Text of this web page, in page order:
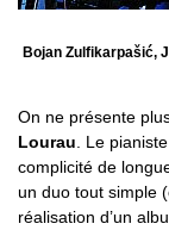
Bojan Zulfikarpašić,
On ne présente
Lourau . Le
complicité de
un duo tout simple
réalisation d’un